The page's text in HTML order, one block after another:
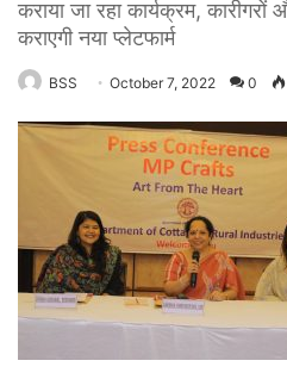
कराया जा रहा कार्यक्रम,
कराएगी नया प्लेटफार्म
BSS October 7, 2022 0